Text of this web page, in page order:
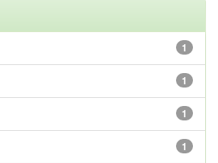
1
1
1
1